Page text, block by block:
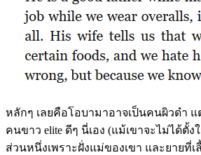
หลักๆ เลยคือโอบามาอาจเป็นคนผิวดำ
คนขาว elite ดีๆ นี่เอง (แม้เขาจะไม่ได้ตั้
ส่วนหนึ่งเพราะฝั่งแม่ของเขา และยายที่